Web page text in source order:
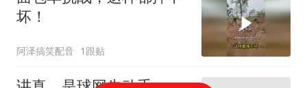
坏！
阿泽搞笑配音 1跟贴